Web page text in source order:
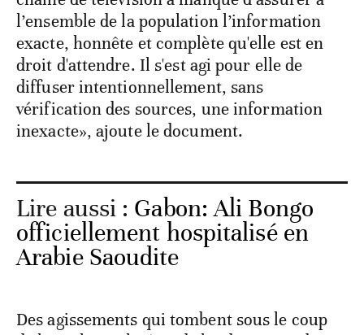
l’ensemble de la population l’information
exacte, honnête et complète qu'elle est en
droit d'attendre. Il s'est agi pour elle de
diffuser intentionnellement, sans
vérification des sources, une information
inexacte», ajoute le document.
Lire aussi : Gabon: Ali Bongo
officiellement hospitalisé en
Arabie Saoudite
Des agissements qui tombent sous le coup